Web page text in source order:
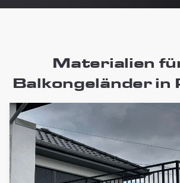
Materialien
Balkongeländer in